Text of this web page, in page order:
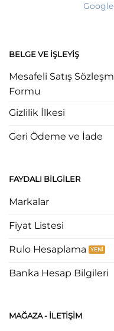
Google
BELGE VE İŞLEYIŞ
Mesafeli Satış
Formu
Gizlilik İlkesi
Geri Ödeme ve İade
FAYDALI BILGILER
Markalar
Fiyat Listesi
Rulo Hesaplama
Banka Hesap Bilgileri
MAĞAZA - ILETIŞIM